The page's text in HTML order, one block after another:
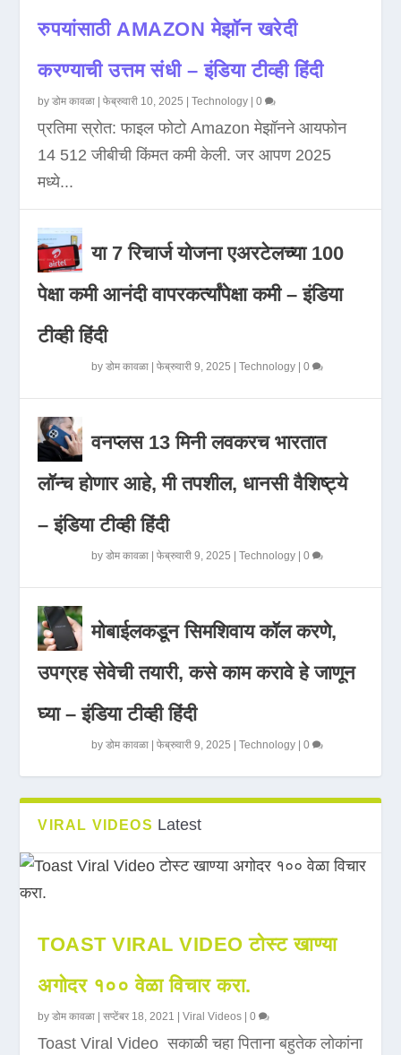
रुपयांसाठी AMAZON मेझॉन खरेदी
करण्याची उत्तम संधी – इंडिया टीव्ही हिंदी
byडोम कावळा |फेब्रुवारी 10, 2025 |Technology |0
प्रतिमा स्रोत: फाइल फोटो Amazon मेझॉनने आयफोन
14 512 जीबीची किंमत कमी केली. जर आपण 2025
मध्ये...
या 7 रिचार्ज योजना एअरटेलच्या 100
पेक्षा कमी आनंदी वापरकर्त्यांपेक्षा कमी – इंडिया
टीव्ही हिंदी
byडोम कावळा |फेब्रुवारी 9, 2025 |Technology |0
वनप्लस 13 मिनी लवकरच भारतात
लॉन्च होणार आहे, मी तपशील, धानसी वैशिष्ट्ये
– इंडिया टीव्ही हिंदी
byडोम कावळा |फेब्रुवारी 9, 2025 |Technology |0
मोबाईलकडून सिमशिवाय कॉल करणे,
उपग्रह सेवेची तयारी, कसे काम करावे हे जाणून
घ्या – इंडिया टीव्ही हिंदी
byडोम कावळा |फेब्रुवारी 9, 2025 |Technology |0
VIRAL VIDEOS Latest
TOAST VIRAL VIDEO टोस्ट खाण्या
अगोदर १०० वेळा विचार करा.
byडोम कावळा |सप्टेंबर 18, 2021 |Viral Videos |0
Toast Viral Video सकाळी चहा पिताना बहुतेक लोकांना